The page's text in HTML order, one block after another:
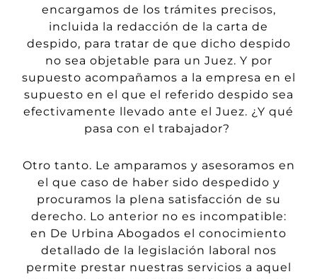
encargamos de los trámites precisos,
incluida la redacción de la carta de
despido, para tratar de que dicho despido
no sea objetable para un Juez. Y por
supuesto acompañamos a la empresa en el
supuesto en el que el referido despido sea
efectivamente llevado ante el Juez. ¿Y qué
pasa con el trabajador?
Otro tanto. Le amparamos y asesoramos en
el que caso de haber sido despedido y
procuramos la plena satisfacción de su
derecho. Lo anterior no es incompatible:
en De Urbina Abogados el conocimiento
detallado de la legislación laboral nos
permite prestar nuestras servicios a aquel